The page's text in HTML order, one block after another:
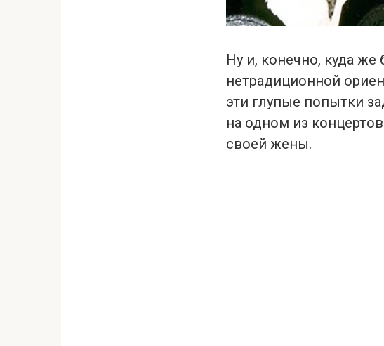
Ну и, конечно, куда же
нетрадиционной
эти глупые попытки
на одном из
своей жены.